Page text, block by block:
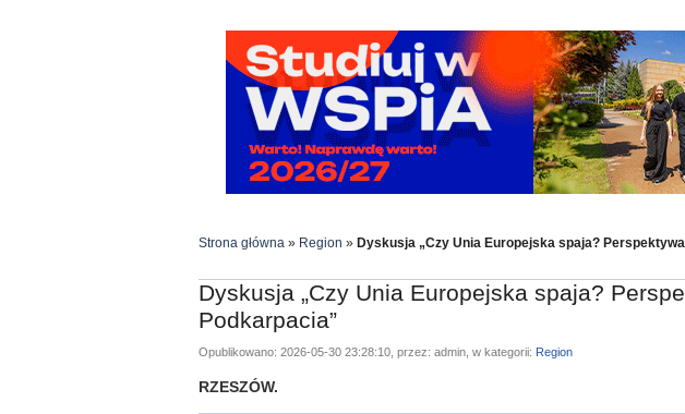
Strona główna » Region » Dyskusja „Czy Unia Europejska spaja?
Dyskusja „Czy Unia Europejska spaja?
Podkarpacia”
Opublikowano: 2026-05-30 23:28:10, przez: admin, w kategorii: Region
RZESZÓW.